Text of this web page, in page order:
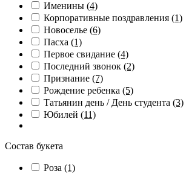
Именины (4)
Корпоративные поздравления (1)
Новоселье (6)
Пасха (1)
Первое свидание (4)
Последний звонок (2)
Признание (7)
Рождение ребенка (5)
Татьянин день / День студента (3)
Юбилей (11)
Состав букета
Роза (1)